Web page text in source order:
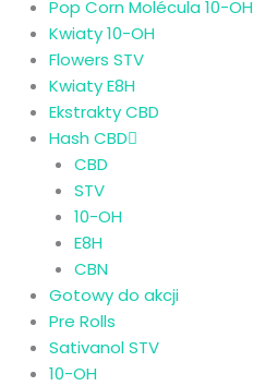
Pop Corn Molécula 10-OH
Kwiaty 10-OH
Flowers STV
Kwiaty E8H
Ekstrakty CBD
Hash CBD
CBD
STV
10-OH
E8H
CBN
Gotowy do akcji
Pre Rolls
Sativanol STV
10-OH